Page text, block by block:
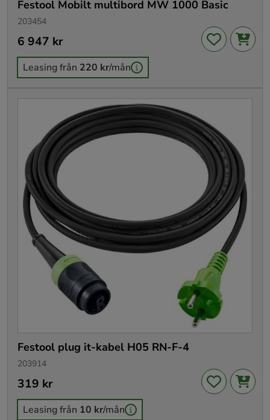
Festool Mobilt multibord MW 1000 Basic
203454
Pris:6 947 kr
6 947 kr
Leasing från 220 kr/mån
Festool plug it-kabel H05 RN-F-4
203914
Pris: 319 kr
319 kr
Leasing från 10 kr/mån